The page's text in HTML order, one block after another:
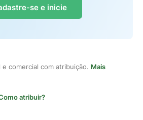
se e inicie
comercial com atribuição. Mais
atribuir?